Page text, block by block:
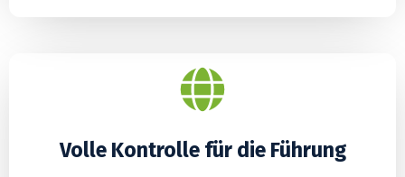
Volle Kontrolle für die Führung